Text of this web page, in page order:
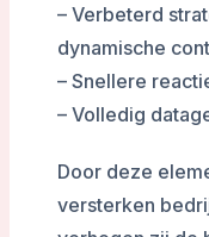
– Verbeterd
dynamische
– Snellere
– Volledig
Door deze
versterken